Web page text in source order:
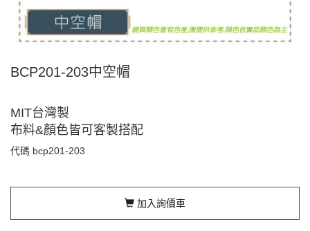
BCP201-203中空帽
MIT台灣製
布料&顏色皆可客製搭配
代碼 bcp201-203
加入詢價車